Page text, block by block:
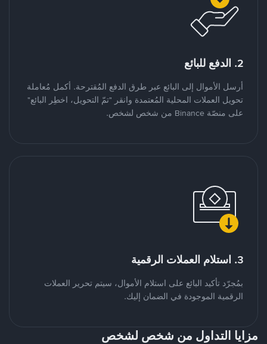
2. الدفع للبائع
أرسل الأموال إلى البائع عبر طرق الدفع المُقترحة. أكمل مُعاملة
تحويل العملات المحلية المُعتمدة وانقر "تمّ التحويل، اخطِر البائع"
على منصّة Binance من شخص لشخص.
3. استلام العملات الرقمية
بمُجرّد تأكيد البائع على استلام الأموال، سيتم تحرير العملات
الرقمية الموجودة في الضمان إليك.
مزايا التداول من شخص لشخص